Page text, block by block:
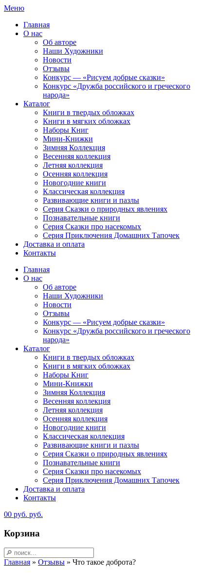
Меню
Главная
О нас
Об авторе
Наши Художники
Новости
Отзывы
Конкурс — «Рисуем добрые сказки»
Конкурс «Дружба российского и греческого
народа»
Каталог
Книги в твердых обложках
Книги в мягких обложках
Наборы Книг
Мини-Книжки
Зимняя Коллекция
Весенняя коллекция
Летняя коллекция
Осенняя коллекция
Новогодние книги
Классическая коллекция
Развивающие книги и пазлы
Серия Сказки о природных явлениях
Познавательные книги
Серия Сказки про насекомых
Серия Приключения Домашних Тапочек
Доставка и оплата
Контакты
Главная
О нас
Об авторе
Наши Художники
Новости
Отзывы
Конкурс — «Рисуем добрые сказки»
Конкурс «Дружба российского и греческого
народа»
Каталог
Книги в твердых обложках
Книги в мягких обложках
Наборы Книг
Мини-Книжки
Зимняя Коллекция
Весенняя коллекция
Летняя коллекция
Осенняя коллекция
Новогодние книги
Классическая коллекция
Развивающие книги и пазлы
Серия Сказки о природных явлениях
Познавательные книги
Серия Сказки про насекомых
Серия Приключения Домашних Тапочек
Доставка и оплата
Контакты
00 руб. руб.
Корзина
Главная » Отзывы » Что такое доброта?